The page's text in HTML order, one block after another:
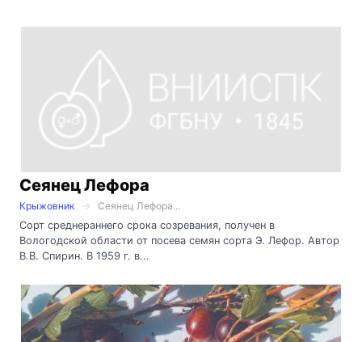
Сеянец Лефора
Крыжовник
Сеянец Лефора...
Сорт среднераннего срока созревания, получен в
Вологодской области от посева семян сорта Э. Лефор. Автор
В.В. Спирин. В 1959 г. в...